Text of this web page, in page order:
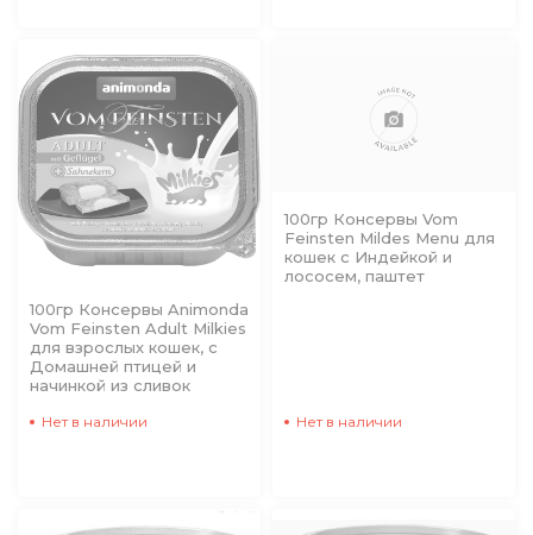
100гр Консервы Animonda
Vom Feinsten Adult Milkies
для взрослых кошек, с
Домашней птицей и
начинкой из сливок
Нет в наличии
100гр Консервы Vom
Feinsten Mildes Menu для
кошек с Индейкой и
лососем, паштет
Нет в наличии